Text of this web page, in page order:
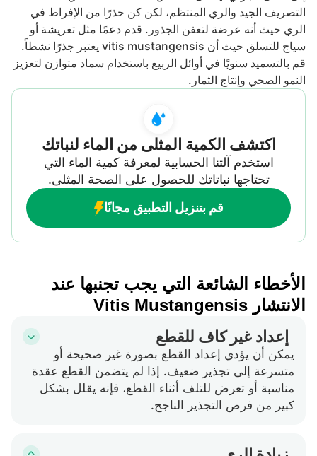
التصريف الجيد والري المنتظم، لكن كن حذرًا من الإفراط في
الري حيث أنه عرضة لتعفن الجذور. قدم دعمًا مثل تعريشة أو
سياج للتسلق حيث أن vitis mustangensis يعتبر جذرًا نشطاً.
قم بالتسميد سنويًا في أوائل الربيع باستخدام سماد متوازن لتعزيز
النمو الصحي وإنتاج الثمار.
اكتشف الكمية المثلى من الماء لنباتك
استخدم آلتنا الحسابية لمعرفة كمية الماء التي
تحتاجها نباتاتك للحصول على الصحة المثلى.
قم بتنزيل التطبيق مجانًا
الأخطاء الشائعة التي يجب تجنبها عند
الانتشار Vitis Mustangensis
إعداد غير كاف للقطع
يمكن أن يؤدي إعداد القطع بصورة غير صحيحة أو
متسرعة إلى تجذير ضعيف. إذا لم يتضمن القطع عقدة
مناسبة أو تعرض للتلف أثناء القطع، فإنه يقلل بشكل
كبير من فرص التجذير الناجح.